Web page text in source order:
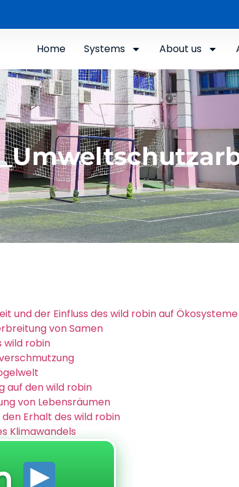
Home Systems About us
und der Einfluss des wild robin auf Ökosysteme
von Samen
wild robin
auf den wild robin
von Lebensräumen
Erhalt des wild robin
Klimawandels